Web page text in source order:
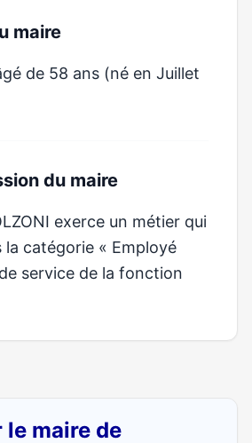
maire
de 58 ans (né en Juillet
du maire
exerce un métier qui
la catégorie « Employé
service de la fonction
maire de